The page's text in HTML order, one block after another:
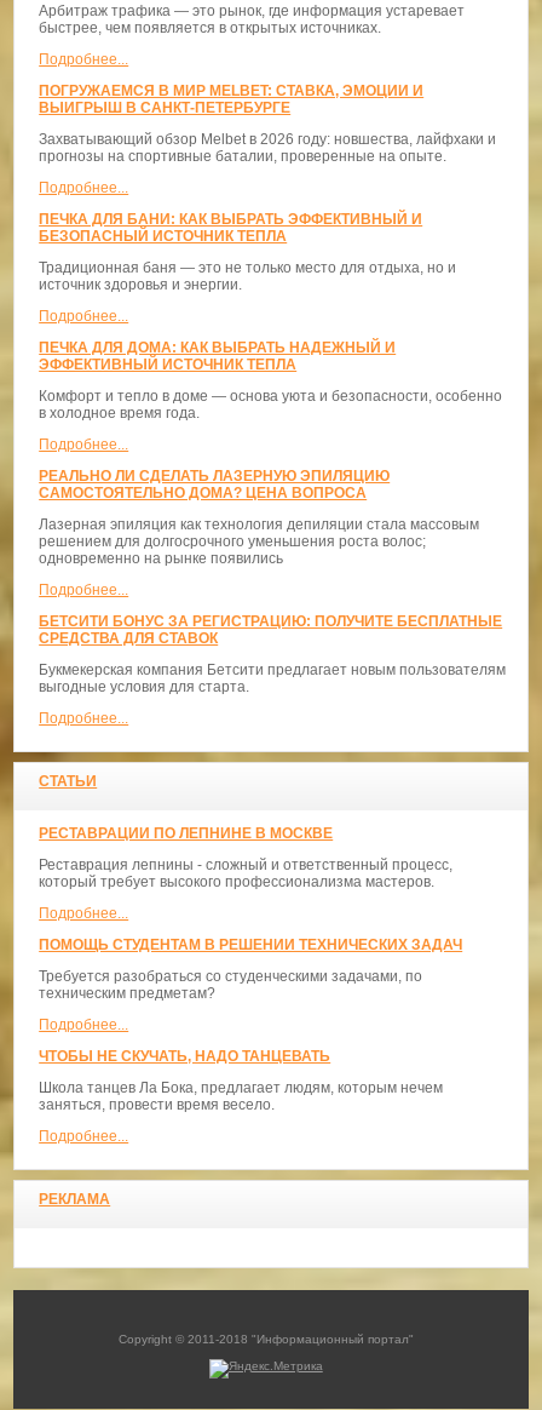
Арбитраж трафика — это рынок, где информация устаревает
быстрее, чем появляется в открытых источниках.
Подробнее...
ПОГРУЖАЕМСЯ В МИР MELBET: СТАВКА, ЭМОЦИИ И
ВЫИГРЫШ В САНКТ-ПЕТЕРБУРГЕ
Захватывающий обзор Melbet в 2026 году: новшества, лайфхаки и
прогнозы на спортивные баталии, проверенные на опыте.
Подробнее...
ПЕЧКА ДЛЯ БАНИ: КАК ВЫБРАТЬ ЭФФЕКТИВНЫЙ И
БЕЗОПАСНЫЙ ИСТОЧНИК ТЕПЛА
Традиционная баня — это не только место для отдыха, но и
источник здоровья и энергии.
Подробнее...
ПЕЧКА ДЛЯ ДОМА: КАК ВЫБРАТЬ НАДЕЖНЫЙ И
ЭФФЕКТИВНЫЙ ИСТОЧНИК ТЕПЛА
Комфорт и тепло в доме — основа уюта и безопасности, особенно
в холодное время года.
Подробнее...
РЕАЛЬНО ЛИ СДЕЛАТЬ ЛАЗЕРНУЮ ЭПИЛЯЦИЮ
САМОСТОЯТЕЛЬНО ДОМА? ЦЕНА ВОПРОСА
Лазерная эпиляция как технология депиляции стала массовым
решением для долгосрочного уменьшения роста волос;
одновременно на рынке появились
Подробнее...
БЕТСИТИ БОНУС ЗА РЕГИСТРАЦИЮ: ПОЛУЧИТЕ БЕСПЛАТНЫЕ
СРЕДСТВА ДЛЯ СТАВОК
Букмекерская компания Бетсити предлагает новым пользователям
выгодные условия для старта.
Подробнее...
СТАТЬИ
РЕСТАВРАЦИИ ПО ЛЕПНИНЕ В МОСКВЕ
Реставрация лепнины - сложный и ответственный процесс,
который требует высокого профессионализма мастеров.
Подробнее...
ПОМОЩЬ СТУДЕНТАМ В РЕШЕНИИ ТЕХНИЧЕСКИХ ЗАДАЧ
Требуется разобраться со студенческими задачами, по
техническим предметам?
Подробнее...
ЧТОБЫ НЕ СКУЧАТЬ, НАДО ТАНЦЕВАТЬ
​Школа танцев Ла Бока, предлагает людям, которым нечем
заняться, провести время весело.
Подробнее...
РЕКЛАМА
Copyright © 2011-2018 "Информационный портал"